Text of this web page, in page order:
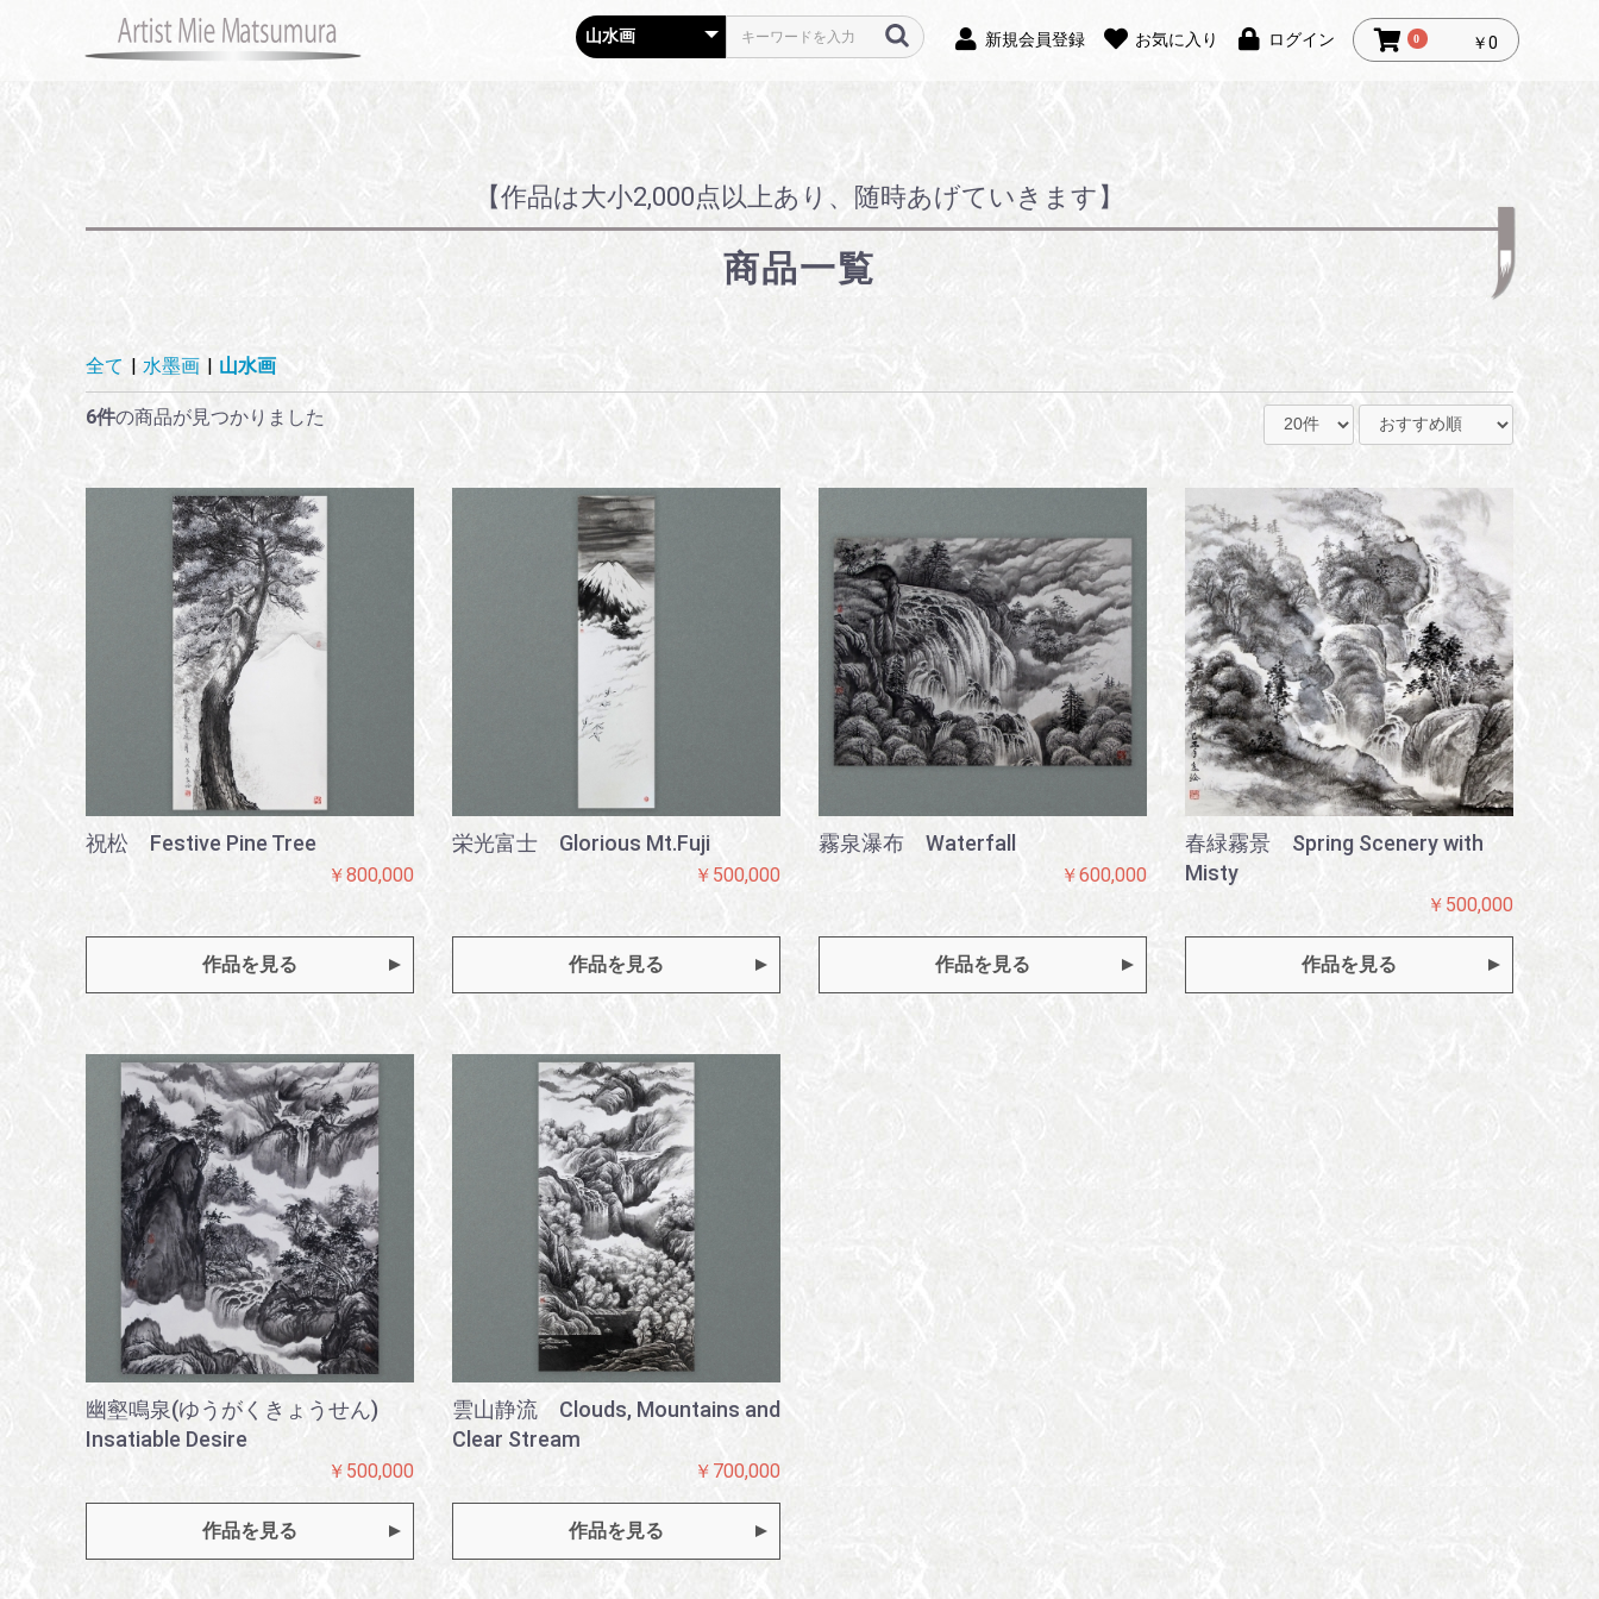
新規会員登録 お気に入り ログイン 0 ￥0
【作品は大小2,000点以上あり、随時あげていきます】
商品一覧
全て | 水墨画 | 山水画
6件の商品が見つかりました
祝松 Festive Pine Tree
￥800,000
作品を見る
栄光富士 Glorious Mt.Fuji
￥500,000
作品を見る
霧泉瀑布 Waterfall
￥600,000
作品を見る
春緑霧景 Spring Scenery with
Misty
￥500,000
作品を見る
幽壑鳴泉(ゆうがくきょうせん)
Insatiable Desire
￥500,000
作品を見る
雲山静流 Clouds, Mountains and
Clear Stream
￥700,000
作品を見る